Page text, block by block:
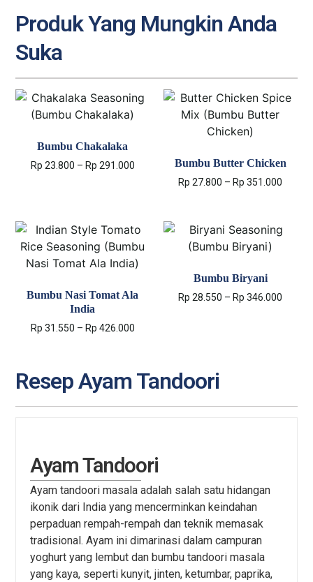
Produk Yang Mungkin Anda
Suka
Bumbu Chakalaka
Rp 23.800 – Rp 291.000 Bumbu Butter Chicken
Rp 27.800 – Rp 351.000
Bumbu Nasi Tomat Ala
India
Rp 31.550 – Rp 426.000
Bumbu Biryani
Rp 28.550 – Rp 346.000
Resep Ayam Tandoori
Ayam Tandoori
Ayam tandoori masala adalah salah satu hidangan
ikonik dari India yang mencerminkan keindahan
perpaduan rempah-rempah dan teknik memasak
tradisional. Ayam ini dimarinasi dalam campuran
yoghurt yang lembut dan bumbu tandoori masala
yang kaya, seperti kunyit, jinten, ketumbar, paprika,